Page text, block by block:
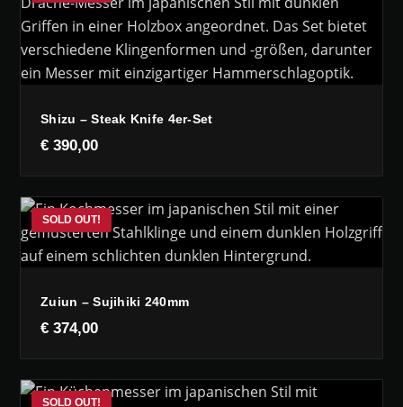
Shizu – Steak Knife 4er-Set
€ 390,00
Zuiun – Sujihiki 240mm
€ 374,00